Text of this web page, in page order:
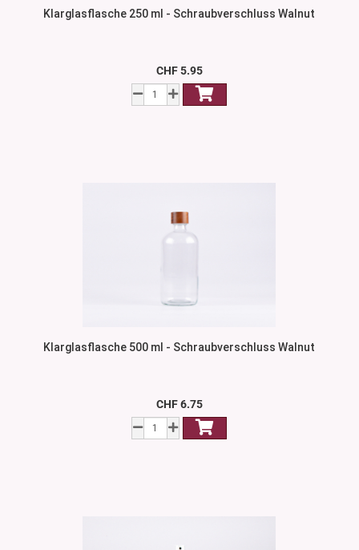
Klarglasflasche 250 ml - Schraubverschluss Walnut
CHF 5.95
Klarglasflasche 500 ml - Schraubverschluss Walnut
CHF 6.75